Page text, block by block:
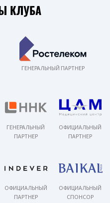
КЛУБА
ГЕНЕРАЛЬНЫЙ ПАРТНЕР
ГЕНЕРАЛЬНЫЙ
ПАРТНЕР
ОФИЦИАЛЬНЫЙ
ПАРТНЕР
ОФИЦИАЛЬНЫЙ
ПАРТНЕР
ОФИЦИАЛЬНЫЙ
СПОНСОР